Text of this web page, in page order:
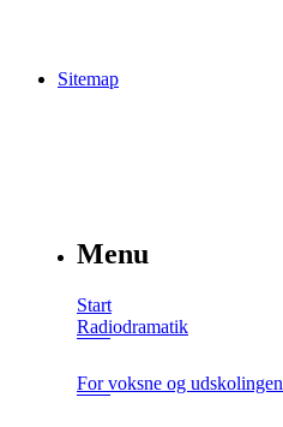
Sitemap
Menu
Start
Radiodramatik
For voksne og udskolingen